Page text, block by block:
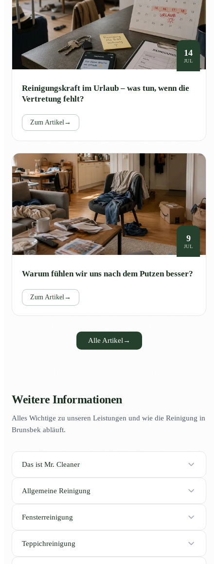
14
JUL
Reinigungskraft im Urlaub – was tun, wenn die
Vertretung fehlt?
Zum Artikel→
9
JUL
Warum fühlen wir uns nach dem Putzen besser?
Zum Artikel→
Alle Artikel→
Weitere Informationen
Alles Wichtige zu unseren Leistungen und wie die Reinigung in
Brunsbek abläuft.
Das ist Mr. Cleaner
Allgemeine Reinigung
Fensterreinigung
Teppichreinigung